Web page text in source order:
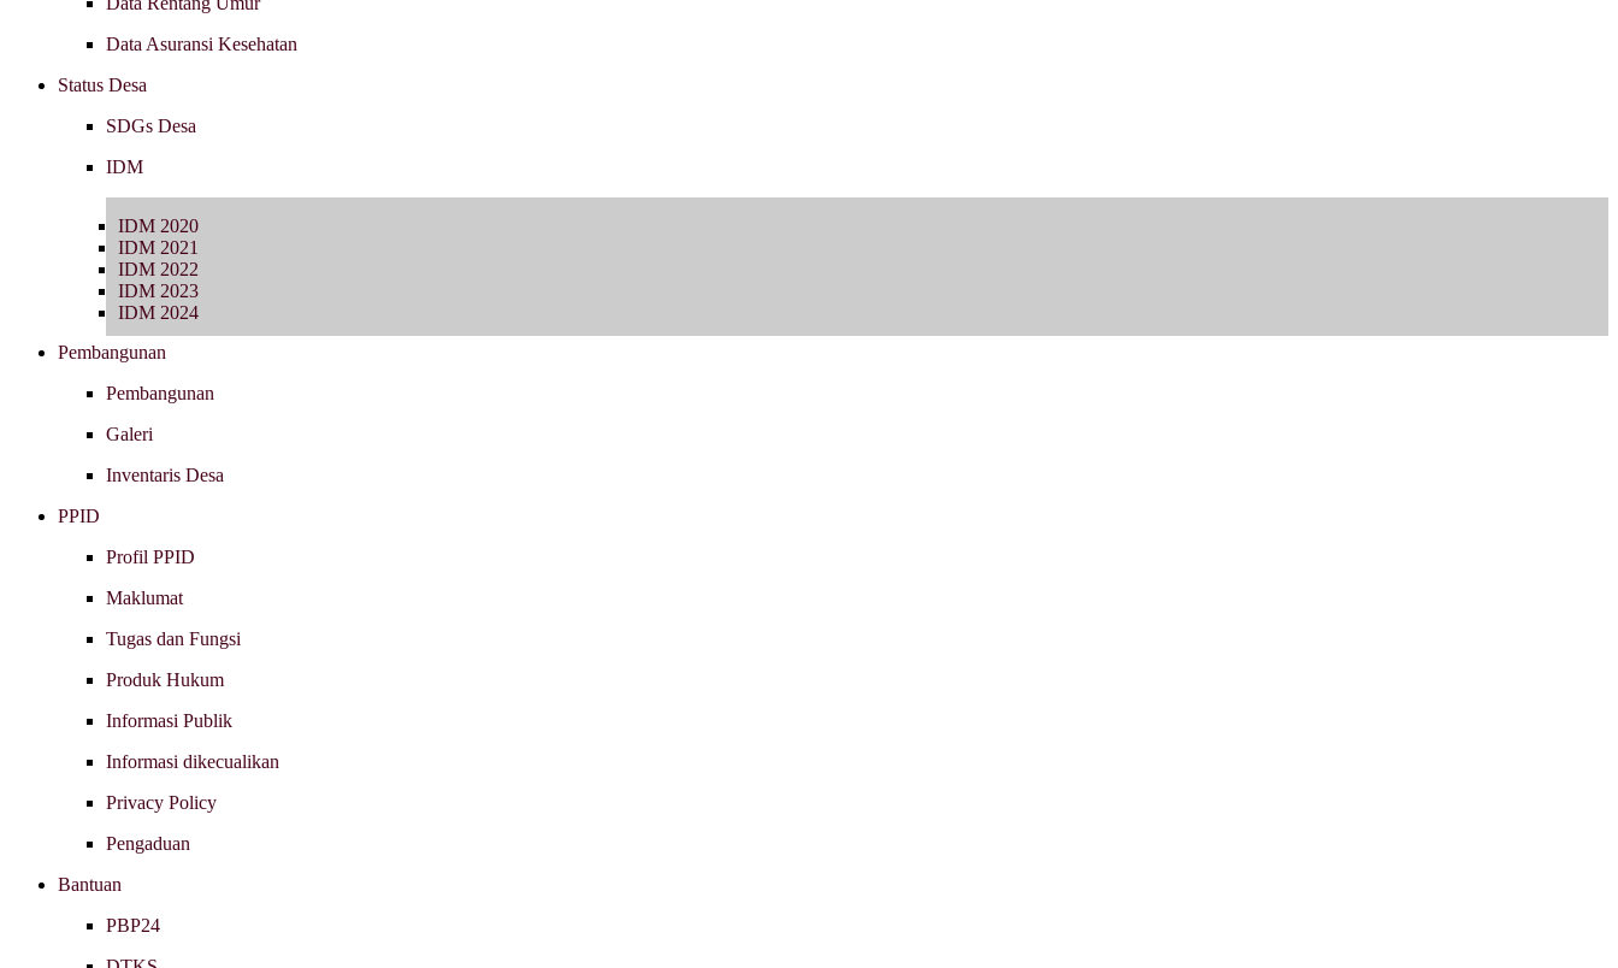
Data Asuransi Kesehatan
Status Desa
SDGs Desa
IDM
IDM 2020
IDM 2021
IDM 2022
IDM 2023
IDM 2024
Pembangunan
Pembangunan
Galeri
Inventaris Desa
PPID
Profil PPID
Maklumat
Tugas dan Fungsi
Produk Hukum
Informasi Publik
Informasi dikecualikan
Privacy Policy
Pengaduan
Bantuan
PBP24